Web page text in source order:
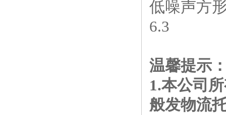
低噪声方
6.3
温馨提示
1.本公司
般发物流